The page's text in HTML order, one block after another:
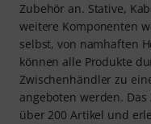
Zubehör an. Stative,
weitere Komponenten
selbst, von namhaften
können alle Produkte
Zwischenhändler zu
angeboten werden.
über 200 Artikel und